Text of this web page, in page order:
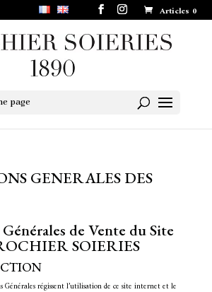
Articles 0
page
GENERALES DES
de Vente du Site
SOIERIES
Générales régissent l’utilisation de ce site internet et le